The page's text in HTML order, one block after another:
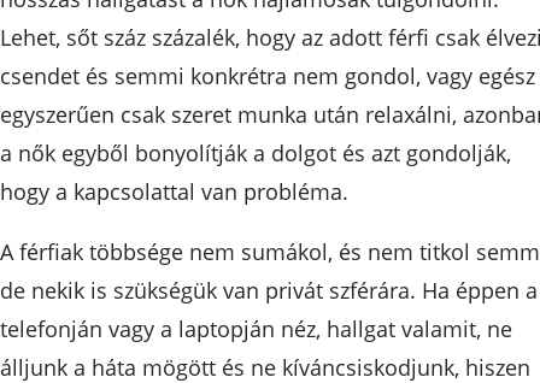
Lehet, sőt száz százalék, hogy az adott férfi csak
csendet és semmi konkrétra nem gondol, vagy egész
egyszerűen csak szeret munka után relaxálni,
a nők egyből bonyolítják a dolgot és azt gondolják,
hogy a kapcsolattal van probléma.
A férfiak többsége nem sumákol, és nem titkol
de nekik is szükségük van privát szférára. Ha éppen a
telefonján vagy a laptopján néz, hallgat valamit, ne
álljunk a háta mögött és ne kíváncsiskodjunk, hiszen